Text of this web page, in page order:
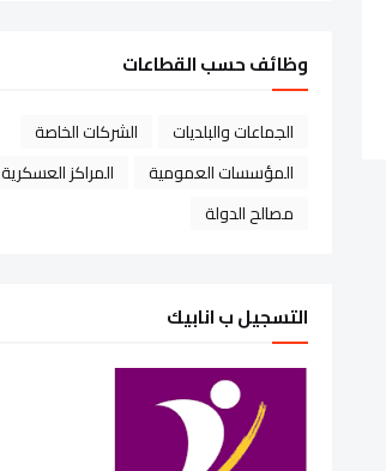
وظائف حسب القطاعات
الجماعات والبلديات
الشركات الخاصة
المؤسسات العمومية
المراكز العسكرية
مصالح الدولة
التسجيل ب انابيك